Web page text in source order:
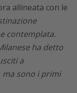
allineata con le
contemplata.
ha detto
a
ma sono i primi